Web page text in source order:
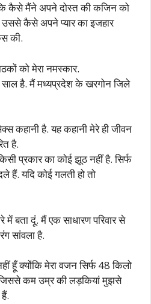
कैसे मैंने अपने दोस्त की कजिन को
उससे कैसे अपने प्यार का इजहार
की.
को मेरा नमस्कार.
साल है. मैं मध्यप्रदेश के खरगोन जिले
कहानी है. यह कहानी मेरे ही जीवन
है.
प्रकार का कोई झूठ नहीं है. सिर्फ
हैं. यदि कोई गलती हो तो
बता दूं. मैं एक साधारण परिवार से
सांवला है.
हूँ क्योंकि मेरा वजन सिर्फ 48 किलो
जिससे कम उम्र की लड़कियां मुझसे